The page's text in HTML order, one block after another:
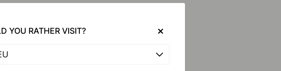
YOU RATHER VISIT?